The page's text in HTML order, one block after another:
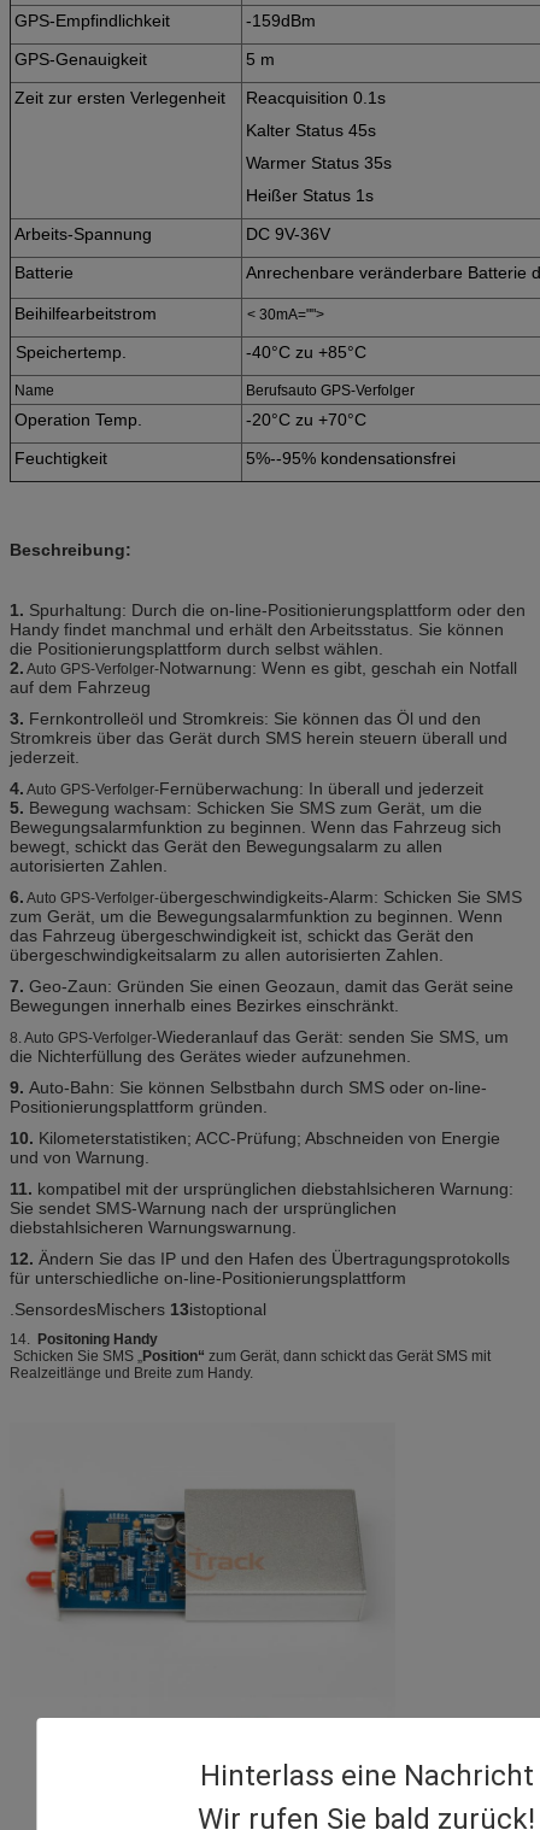
Hinterlass eine Nachricht
Wir rufen Sie bald zurück!
GPS-Empfindlichkeit
-159dBm
GPS-Genauigkeit
5 m
Zeit zur ersten Verlegenheit
Reacquisition 0.1s
Kalter Status 45s
Warmer Status 35s
Heißer Status 1s
Arbeits-Spannung
DC 9V-36V
Batterie
Anrechenbare veränderbare Batterie
Beihilfearbeitstrom < 30mA="">
Speichertemp. -40°C zu +85°C
Name Berufsauto GPS-Verfolger
Operation Temp.
-20°C zu +70°C
Feuchtigkeit
5%--95% kondensationsfrei
Beschreibung:
1. Spurhaltung: Durch die on-line-Positionierungsplattform oder den
Handy findet manchmal und erhält den Arbeitsstatus. Sie können
die Positionierungsplattform durch selbst wählen.
2. Auto GPS-Verfolger-Notwarnung: Wenn es gibt, geschah ein Notfall
auf dem Fahrzeug
3. Fernkontrolleöl und Stromkreis: Sie können das Öl und den
Stromkreis über das Gerät durch SMS herein steuern überall und
jederzeit.
4. Auto GPS-Verfolger-Fernüberwachung: In überall und jederzeit
5. Bewegung wachsam: Schicken Sie SMS zum Gerät, um die
Bewegungsalarmfunktion zu beginnen. Wenn das Fahrzeug sich
bewegt, schickt das Gerät den Bewegungsalarm zu allen
autorisierten Zahlen.
6. Auto GPS-Verfolger-übergeschwindigkeits-Alarm: Schicken Sie SMS
zum Gerät, um die Bewegungsalarmfunktion zu beginnen. Wenn
das Fahrzeug übergeschwindigkeit ist, schickt das Gerät den
übergeschwindigkeitsalarm zu allen autorisierten Zahlen.
7. Geo-Zaun: Gründen Sie einen Geozaun, damit das Gerät seine
Bewegungen innerhalb eines Bezirkes einschränkt.
8.Auto GPS-Verfolger-Wiederanlauf das Gerät: senden Sie SMS, um
die Nichterfüllung des Gerätes wieder aufzunehmen.
9. Auto-Bahn: Sie können Selbstbahn durch SMS oder on-line-
Positionierungsplattform gründen.
10. Kilometerstatistiken; ACC-Prüfung; Abschneiden von Energie
und von Warnung.
11. kompatibel mit der ursprünglichen diebstahlsicheren Warnung:
Sie sendet SMS-Warnung nach der ursprünglichen
diebstahlsicheren Warnungswarnung.
12. Ändern Sie das IP und den Hafen des Übertragungsprotokolls
für unterschiedliche on-line-Positionierungsplattform
.SensordesMischers 13istoptional
14. Positoning Handy
Schicken Sie SMS „Position“ zum Gerät, dann schickt das Gerät SMS mit
Realzeitlänge und Breite zum Handy.